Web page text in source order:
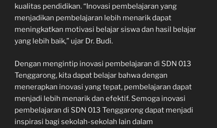
kualitas pendidikan. “Inovasi pembelajaran yang
menjadikan pembelajaran lebih menarik dapat
meningkatkan motivasi belajar siswa dan hasil belajar
yang lebih baik,” ujar Dr. Budi.
Dengan mengintip inovasi pembelajaran di SDN 013
Tenggarong, kita dapat belajar bahwa dengan
menerapkan inovasi yang tepat, pembelajaran dapat
menjadi lebih menarik dan efektif. Semoga inovasi
pembelajaran di SDN 013 Tenggarong dapat menjadi
inspirasi bagi sekolah-sekolah lain dalam